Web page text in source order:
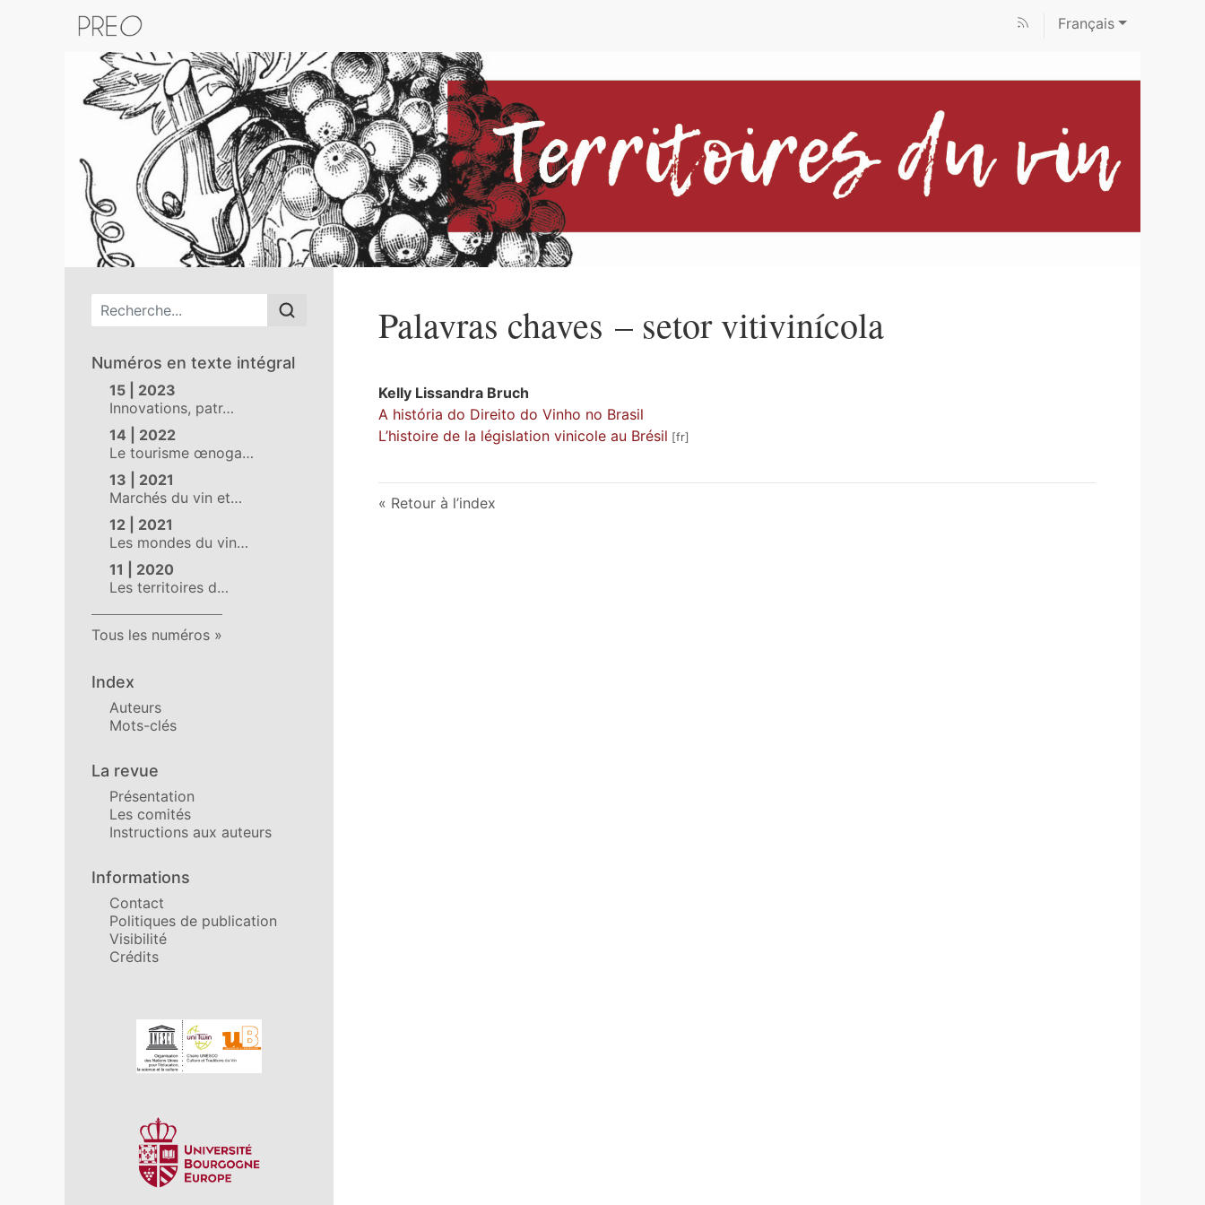
Français
Menu principal
Numéros en texte intégral
15 | 2023
Innovations, patr…
14 | 2022
Le tourisme œnoga…
13 | 2021
Marchés du vin et…
12 | 2021
Les mondes du vin…
11 | 2020
Les territoires d…
Tous les numéros
Index
Auteurs
Mots-clés
La revue
Présentation
Les comités
Instructions aux auteurs
Informations
Contact
Politiques de publication
Visibilité
Crédits
Affiliations/partenaires
Palavras chaves – setor vitivinícola
Kelly Lissandra Bruch
A história do Direito do Vinho no Brasil
L’histoire de la législation vinicole au Brésil
Retour à l’index